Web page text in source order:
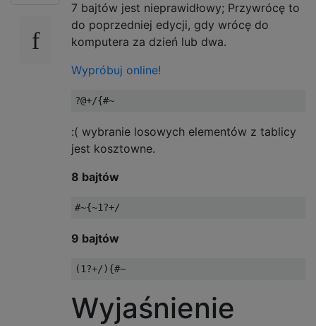
7 bajtów jest nieprawidłowy; Przywrócę to
do poprzedniej edycji, gdy wrócę do
komputera za dzień lub dwa.
Wypróbuj online!
:( wybranie losowych elementów z tablicy
jest kosztowne.
8 bajtów
9 bajtów
Wyjaśnienie